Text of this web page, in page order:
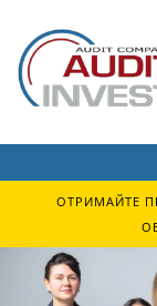
ОТРИМАЙТЕ